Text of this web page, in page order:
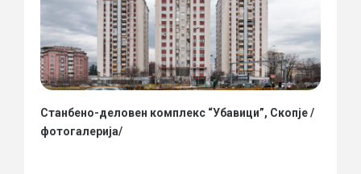
Станбено-деловен комплекс “Убавици”, Скопје /
фотогалерија/